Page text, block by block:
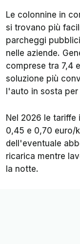
Le colonnine in
si trovano più
parcheggi
nelle aziende.
comprese tra 7,4
soluzione più
l'auto in sosta
Nel 2026 le tariffe
0,45 e 0,70 euro/
dell'eventuale
ricarica mentre
la notte.